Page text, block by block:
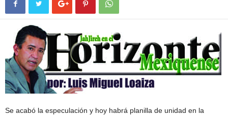
Se acabó la especulación y hoy habrá planilla de unidad en la